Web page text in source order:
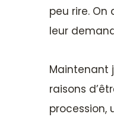
peu rire.
leur
Maintenant
raisons
procession,